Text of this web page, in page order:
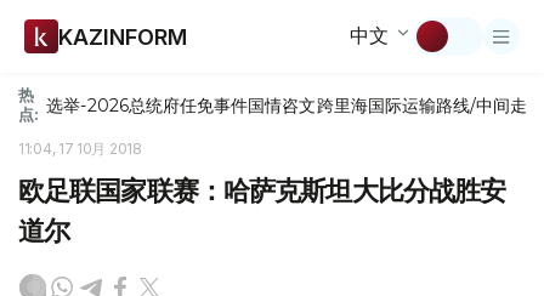
KAZINFORM 中文
热
点: 选举-2026总统府任免事件国情咨文跨里海国际运输路线/中间走廊
11:04, 17 10月 2018
欧足联国家联赛：哈萨克斯坦大比分战胜安
道尔